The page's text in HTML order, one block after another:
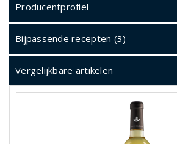
Producentprofiel
Bijpassende recepten (3)
Vergelijkbare artikelen